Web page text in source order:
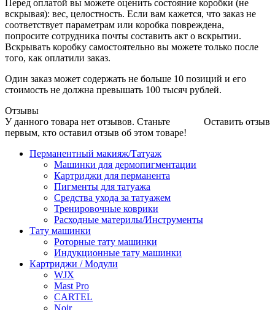
Перед оплатой вы можете оценить состояние коробки (не
вскрывая): вес, целостность. Если вам кажется, что заказ не
соответствует параметрам или коробка повреждена,
попросите сотрудника почты составить акт о вскрытии.
Вскрывать коробку самостоятельно вы можете только после
того, как оплатили заказ.
Один заказ может содержать не больше 10 позиций и его
стоимость не должна превышать 100 тысяч рублей.
Отзывы
Оставить отзыв
У данного товара нет отзывов. Станьте
первым, кто оставил отзыв об этом товаре!
Перманентный макияж/Татуаж
Машинки для дермопигментации
Картриджи для перманента
Пигменты для татуажа
Средства ухода за татуажем
Тренировочные коврики
Расходные материлы/Инструменты
Тату машинки
Роторные тату машинки
Индукционные тату машинки
Картриджи / Модули
WJX
Mast Pro
CARTEL